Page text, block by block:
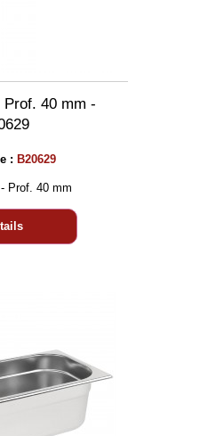
40 mm -
: B20629
Prof. 40 mm